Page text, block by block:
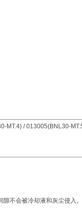
MT.4) / 013005(BNL30-
不会被冷却液和灰尘侵入。